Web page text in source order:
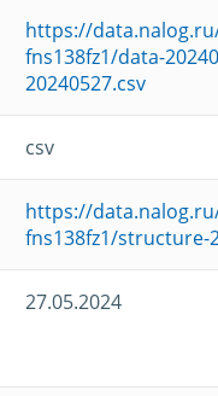
https://
fns138fz1/data-
20240527.csv
csv
https://
fns138fz1/structure-
27.05.2024